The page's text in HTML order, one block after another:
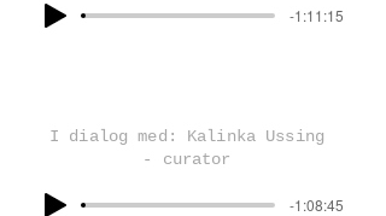
-1:11:15
-1:08:45
I dialog med: Kalinka Ussing
- curator